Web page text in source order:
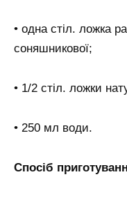
• одна стіл. ложка
соняшникової;
• 1/2 стіл. ложки
• 250 мл води.
Спосіб